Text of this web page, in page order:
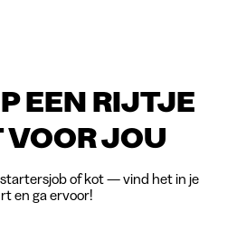
EEN RIJTJE
VOOR JOU
of kot — vind het in je
en ga ervoor!